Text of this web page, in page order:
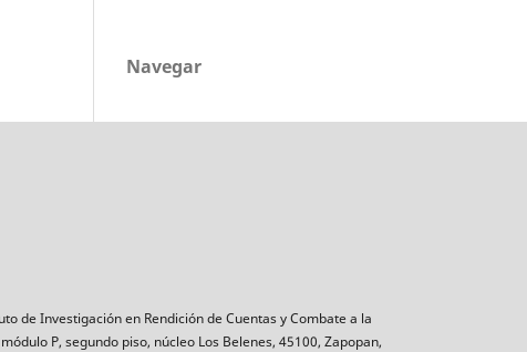
Navegar
de Investigación en Rendición de Cuentas y Combate a la
P, segundo piso, núcleo Los Belenes, 45100, Zapopan,